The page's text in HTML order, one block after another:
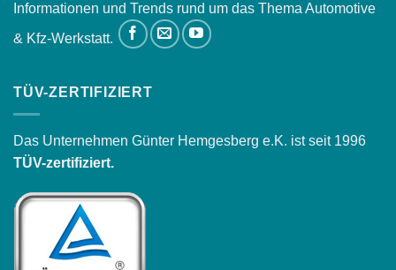
Informationen und Trends rund um das Thema Automotive
& Kfz-Werkstatt.
TÜV-ZERTIFIZIERT
Das Unternehmen Günter Hemgesberg e.K. ist seit 1996
TÜV-zertifiziert.